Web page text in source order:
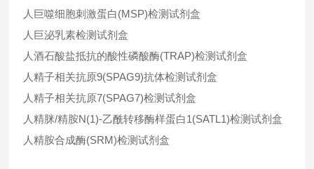
人巨噬细胞刺激蛋白(MSP)检测试剂盒
人巨泌乳素检测试剂盒
人酒石酸盐抵抗的酸性磷酸酶(TRAP)检测试剂盒
人精子相关抗原9(SPAG9)抗体检测试剂盒
人精子相关抗原7(SPAG7)检测试剂盒
人精脒/精胺N(1)-乙酰转移酶样蛋白1(SATL1)检测试剂盒
人精胺合成酶(SRM)检测试剂盒